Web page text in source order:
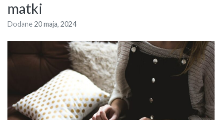
matki
Dodane20 maja, 2024